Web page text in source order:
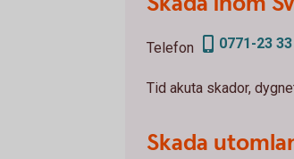
Telefon 0771-23
Tid akuta skador,
Skada